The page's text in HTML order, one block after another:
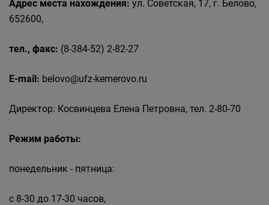
Адрес места нахождения: ул. Советская, 17, г. Белово,
652600,
тел., факс: (8-384-52) 2-82-27
E-mail: belovo@ufz-kemerovo.ru
Директор: Косвинцева Елена Петровна, тел. 2-80-70
Режим работы:
понедельник - пятница:
с 8-30 до 17-30 часов,